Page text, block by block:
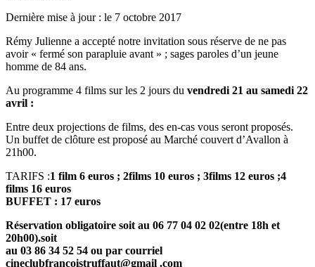
Dernière mise à jour : le 7 octobre 2017
Rémy Julienne a accepté notre invitation sous réserve de ne pas
avoir « fermé son parapluie avant » ; sages paroles d’un jeune
homme de 84 ans.
Au programme 4 films sur les 2 jours du vendredi 21 au samedi 22
avril :
Entre deux projections de films, des en-cas vous seront proposés.
Un buffet de clôture est proposé au Marché couvert d’Avallon à
21h00.
TARIFS :1 film 6 euros ; 2films 10 euros ; 3films 12 euros ;4
films 16 euros
BUFFET : 17 euros
Réservation obligatoire soit au 06 77 04 02 02(entre 18h et
20h00).soit
au 03 86 34 52 54 ou par courriel
cineclubfrancoistruffaut@gmail .com